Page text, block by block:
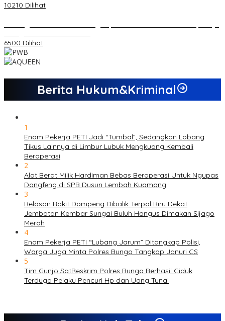
10210 Dilihat
6500 Dilihat
Berita Hukum&Kriminal
1
Enam Pekerja PETI Jadi “Tumbal”, Sedangkan Lobang
Tikus Lainnya di Limbur Lubuk Mengkuang Kembali
Beroperasi
2
Alat Berat Milik Hardiman Bebas Beroperasi Untuk Ngupas
Dongfeng di SPB Dusun Lembah Kuamang
3
Belasan Rakit Dompeng Dibalik Terpal Biru Dekat
Jembatan Kembar Sungai Buluh Hangus Dimakan Sijago
Merah
4
Enam Pekerja PETI “Lubang Jarum” Ditangkap Polisi,
Warga Juga Minta Polres Bungo Tangkap Januri CS
5
Tim Gunjo SatReskrim Polres Bungo Berhasil Ciduk
Terduga Pelaku Pencuri Hp dan Uang Tunai